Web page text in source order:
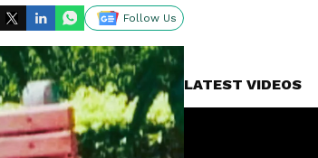
Follow Us
LATEST VIDEOS